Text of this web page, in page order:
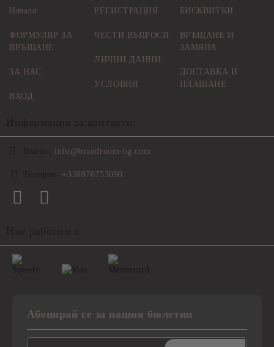
Начало
ФОРМУЛЯР ЗА
ВРЪЩАНЕ
ЗА НАС
ВХОД
РЕГИСТРАЦИЯ
ЧЕСТИ ВЪПРОСИ
ЛИЧНИ ДАННИ
УСЛОВИЯ
БИСКВИТКИ
ВРЪЩАНЕ И
ЗАМЯНА
ДОСТАВКА И
ПЛАЩАНЕ
info@brandroom-bg.com
+359876753090
Абонирай се за нашия бюлетин